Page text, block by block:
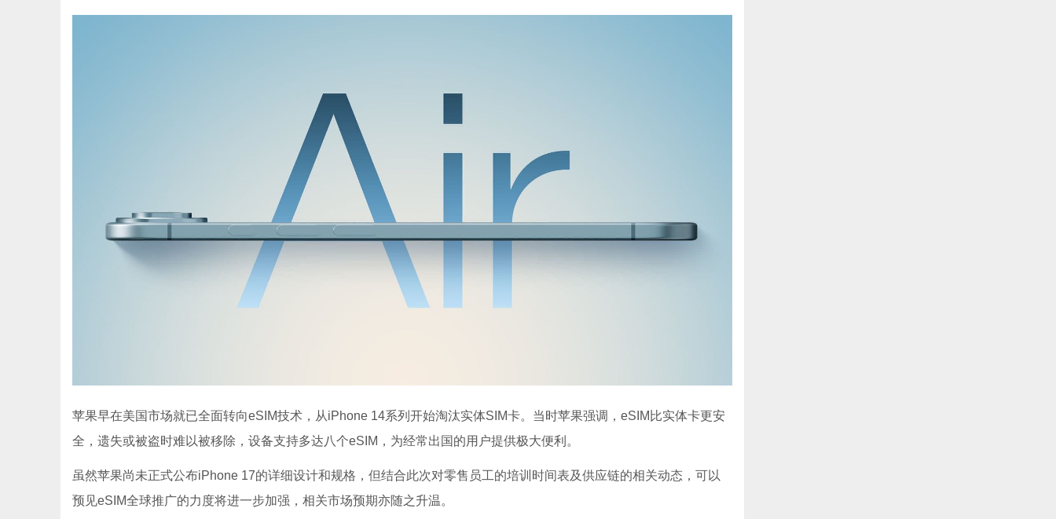
苹果早在美国市场就已全面转向eSIM技术，从iPhone 14系列开始淘汰实体SIM卡。当时苹果强调，eSIM比实体卡更安
全，遗失或被盗时难以被移除，设备支持多达八个eSIM，为经常出国的用户提供极大便利。
虽然苹果尚未正式公布iPhone 17的详细设计和规格，但结合此次对零售员工的培训时间表及供应链的相关动态，可以
预见eSIM全球推广的力度将进一步加强，相关市场预期亦随之升温。